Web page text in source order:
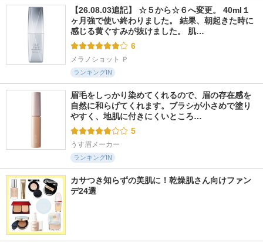
【26.08.03追記】 ☆５から☆６へ変更。 40ml１
ヶ月強で使い終わりました。 結果、朝起きた時に
感じる黄ぐすみが抜けました。 肌…
6
メラノショット Ｐ
ランキングIN
眉毛をしっかり染めてくれるので、眉の存在感を
自然に和らげてくれます。ブラシが小さめで塗り
やすく、地肌に付きにくいところ…
5
うす眉メーカー
ランキングIN
カサつき知らずの美肌に！乾燥肌さん向けファン
デ24選